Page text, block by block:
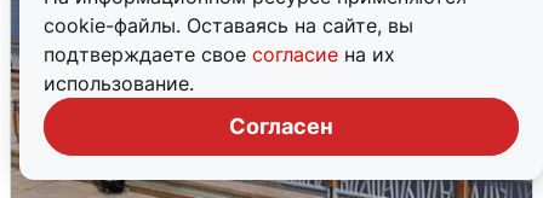
cookie-файлы. Оставаясь на сайте, вы
подтверждаете свое согласие на их
использование.
Согласен